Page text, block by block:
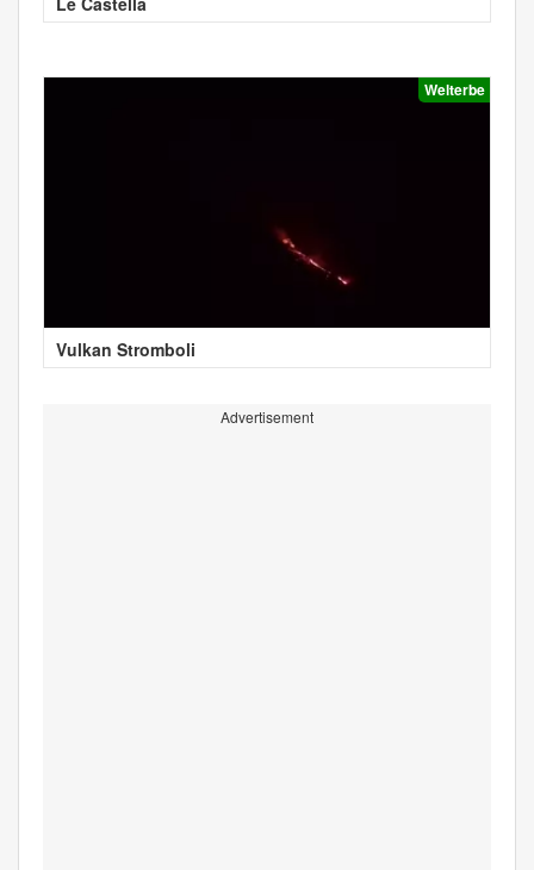
Welterbe
Vulkan Stromboli
Advertisement